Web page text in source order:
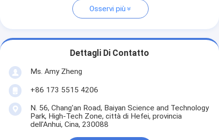
Osservi più
Dettagli Di Contatto
Ms. Amy Zheng
+86 173 5515 4206
N. 56, Chang'an Road, Baiyan Science and Technology
Park, High-Tech Zone, città di Hefei, provincia
dell'Anhui, Cina, 230088